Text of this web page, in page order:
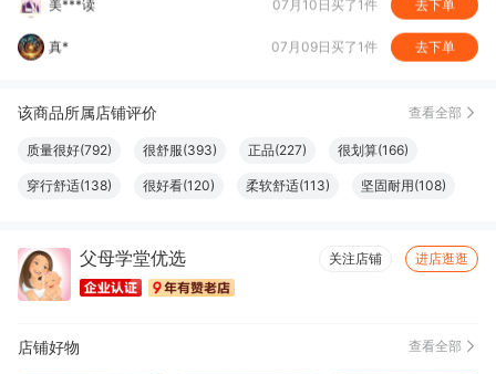
向*葵 07月07日买了1件 去下单
如***) 07月06日买了1件 去下单
该商品所属店铺评价 查看全部
质量很好(792) 很舒服(393) 正品(227) 很划算(166)
穿行舒适(138) 很好看(120) 柔软舒适(113) 坚固耐用(108)
非常透气(76) 触感良好(76) 设计一流(73)
颜色正(66) 大小合适(64) 方便(60)
父母学堂优选 关注店铺 进店逛逛
店铺好物 查看全部